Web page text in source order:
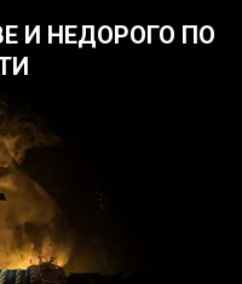
И НЕДОРОГО ПО